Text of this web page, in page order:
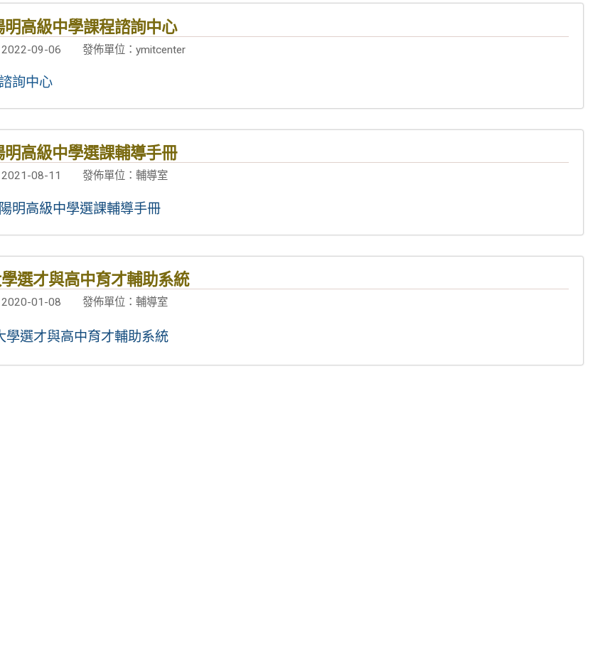
明高級中學課程諮詢中心
2022-09-06 發佈單位：ymitcenter
詢中心
明高級中學選課輔導手冊
08-11 發佈單位：輔導室
明高級中學選課輔導手冊
選才與高中育才輔助系統
2020-01-08 發佈單位：輔導室
學選才與高中育才輔助系統